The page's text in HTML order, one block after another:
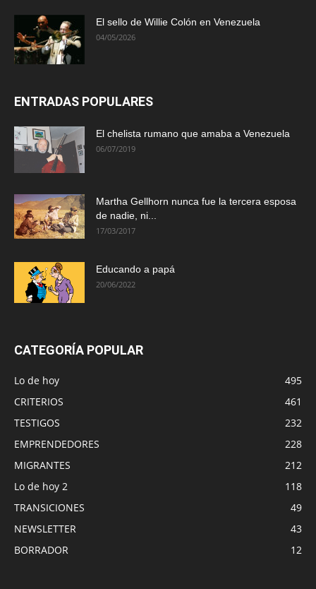
El sello de Willie Colón en Venezuela
04/05/2026
ENTRADAS POPULARES
El chelista rumano que amaba a Venezuela
06/07/2019
Martha Gellhorn nunca fue la tercera esposa
de nadie, ni...
17/03/2017
Educando a papá
20/06/2022
CATEGORÍA POPULAR
Lo de hoy
495
CRITERIOS
461
TESTIGOS
232
EMPRENDEDORES
228
MIGRANTES
212
Lo de hoy 2
118
TRANSICIONES
49
NEWSLETTER
43
BORRADOR
12